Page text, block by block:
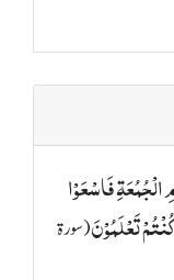
الۡجُمُعَۃِ فَاسۡعَوۡا
تَعۡلَمُوۡنَ(سورة